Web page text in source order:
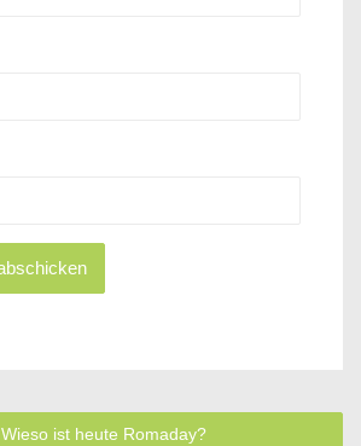
Wieso ist heute Romaday?